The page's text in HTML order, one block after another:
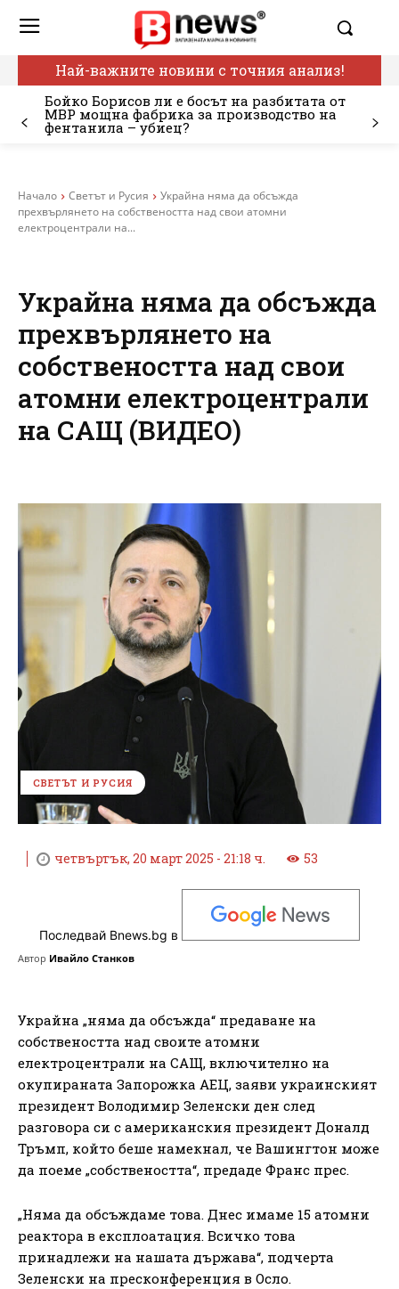
Най-важните новини с точния анализ!
Бойко Борисов ли е босът на разбитата от
МВР мощна фабрика за производство на
фентанила – убиец?
Начало Светът и Русия
Украйна няма да обсъжда
прехвърлянето на собствеността над свои атомни
електроцентрали на...
Украйна няма да обсъжда
прехвърлянето на
собствеността над свои
атомни електроцентрали
на САЩ (ВИДЕО)
СВЕТЪТ И РУСИЯ
четвъртък, 20 март 2025 - 21:18 ч. 53
Последвай Bnews.bg в
Автор Ивайло Станков
Украйна „няма да обсъжда“ предаване на
собствеността над своите атомни
електроцентрали на САЩ, включително на
окупираната Запорожка АЕЦ, заяви украинският
президент Володимир Зеленски ден след
разговора си с американския президент Доналд
Тръмп, който беше намекнал, че Вашингтон може
да поеме „собствеността“, предаде Франс прес.
„Няма да обсъждаме това. Днес имаме 15 атомни
реактора в експлоатация. Всичко това
принадлежи на нашата държава“, подчерта
Зеленски на пресконференция в Осло.